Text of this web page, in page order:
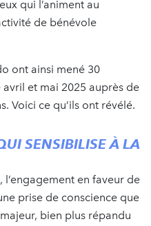
qui l’animent au
de bénévole
ont ainsi mené 30
et mai 2025 auprès de
Voici ce qu’ils ont révélé.
SENSIBILISE À LA
en faveur de
prise de conscience que
bien plus répandu